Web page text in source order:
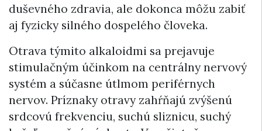
duševného zdravia, ale dokonca môžu zabiť
aj fyzicky silného dospelého človeka.
Otrava týmito alkaloidmi sa prejavuje
stimulačným účinkom na centrálny nervový
systém a súčasne útlmom periférnych
nervov. Príznaky otravy zahŕňajú zvýšenú
srdcovú frekvenciu, suchú sliznicu, suchý